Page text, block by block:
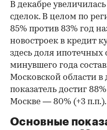
В декабре
сделок. В целом по
85% против 83% год
новостроек в кредит
здесь доля ипотечных
минувшего года
Московской области в
показатель достиг
Москве — 80% (+3 п.п.).
Основные